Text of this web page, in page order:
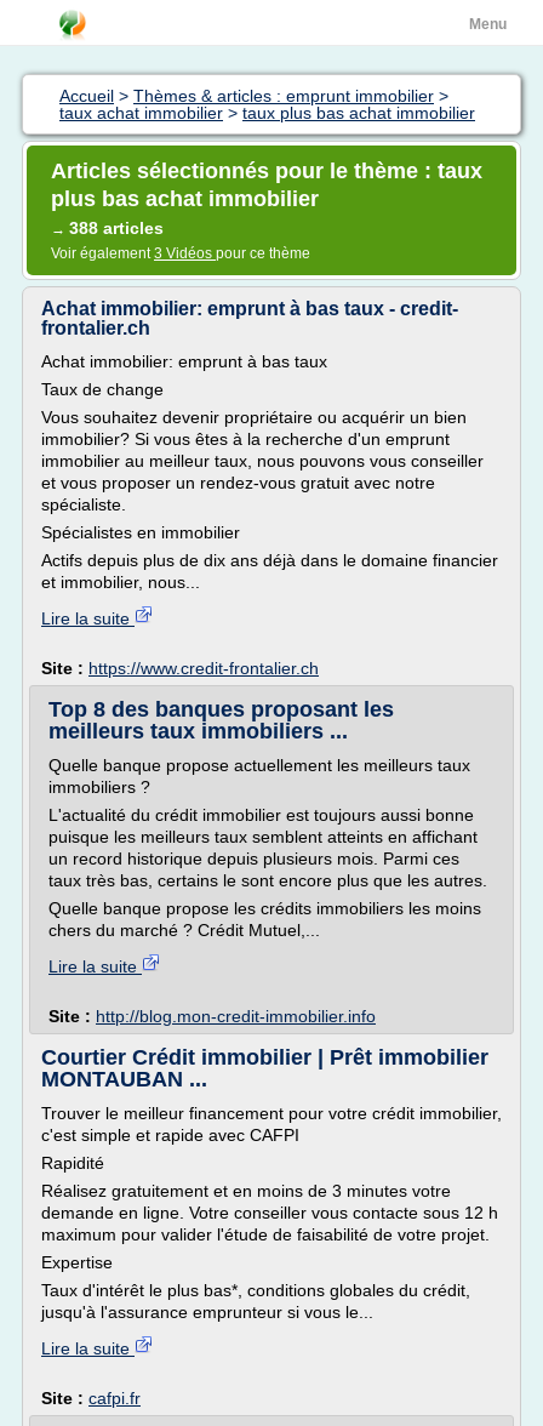
Menu
Accueil > Thèmes & articles : emprunt immobilier >
taux achat immobilier > taux plus bas achat immobilier
Articles sélectionnés pour le thème : taux
plus bas achat immobilier
→ 388 articles
Voir également3 Vidéos pour ce thème
Achat immobilier: emprunt à bas taux - credit-
frontalier.ch
Achat immobilier: emprunt à bas taux
Taux de change
Vous souhaitez devenir propriétaire ou acquérir un bien
immobilier? Si vous êtes à la recherche d'un emprunt
immobilier au meilleur taux, nous pouvons vous conseiller
et vous proposer un rendez-vous gratuit avec notre
spécialiste.
Spécialistes en immobilier
Actifs depuis plus de dix ans déjà dans le domaine financier
et immobilier, nous...
Lire la suite
Site : https://www.credit-frontalier.ch
Top 8 des banques proposant les
meilleurs taux immobiliers ...
Quelle banque propose actuellement les meilleurs taux
immobiliers ?
L'actualité du crédit immobilier est toujours aussi bonne
puisque les meilleurs taux semblent atteints en affichant
un record historique depuis plusieurs mois. Parmi ces
taux très bas, certains le sont encore plus que les autres.
Quelle banque propose les crédits immobiliers les moins
chers du marché ? Crédit Mutuel,...
Lire la suite
Site : http://blog.mon-credit-immobilier.info
Courtier Crédit immobilier | Prêt immobilier
MONTAUBAN ...
Trouver le meilleur financement pour votre crédit immobilier,
c'est simple et rapide avec CAFPI
Rapidité
Réalisez gratuitement et en moins de 3 minutes votre
demande en ligne. Votre conseiller vous contacte sous 12 h
maximum pour valider l'étude de faisabilité de votre projet.
Expertise
Taux d'intérêt le plus bas*, conditions globales du crédit,
jusqu'à l'assurance emprunteur si vous le...
Lire la suite
Site : cafpi.fr